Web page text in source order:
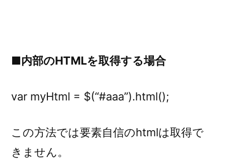
■内部のHTMLを取得する場合
var myHtml = $(“#aaa”).html();
この方法では要素自信のhtmlは取得で
きません。